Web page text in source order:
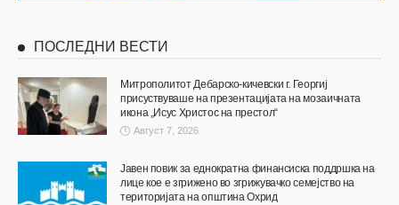
ПОСЛЕДНИ ВЕСТИ
Митрополитот Дебарско-кичевски г. Георгиј
присуствуваше на презентацијата на мозаичната
икона „Исус Христос на престол“
Август 7, 2026
Јавен повик за еднократна финансиска поддршка на
лице кое е згрижено во згрижувачко семејство на
територијата на општина Охрид